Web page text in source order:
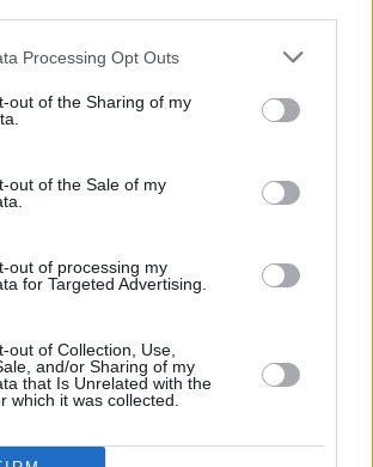
Processing Opt Outs
out of the Sharing of my
out of the Sale of my
out of processing my
for Targeted Advertising.
out of Collection, Use,
and/or Sharing of my
that Is Unrelated with the
which it was collected.
εκατ. ευρώ
η εξαγορά των τριών ακινήτων στο
Πόσο κοστίζει η στέγαση στην Αθήνα
Ακίνητα